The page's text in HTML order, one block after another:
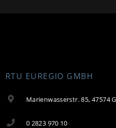
RTU EUREGIO GMBH
Marienwasserstr. 85, 47574
0 2823 970 10